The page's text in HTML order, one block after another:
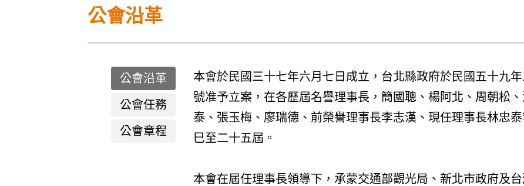
公會沿革
公會沿革
公會任務
公會章程
本會於民國三十七年六月七日成立，台北縣政府於民國五十九
號准予立案，在各歷屆名譽理事長，簡國聰、楊阿北、周朝松
泰、張玉梅、廖瑞德、前榮譽理事長李志漢、現任理事長林忠
巳至二十五屆。
本會在屆任理事長領導下，承蒙交通部觀光局、新北市政府及